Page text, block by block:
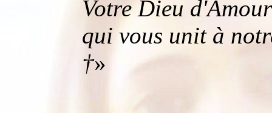
Votre Dieu
qui vous unit à
†»